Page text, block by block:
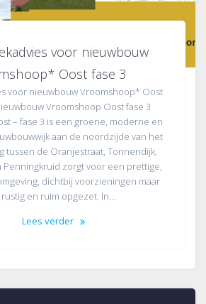
voor nieuwbouw
Oost fase 3
voor nieuwbouw Vroomshoop* Oost
Vroomshoop Oost fase 3
– fase 3 is een groene, moderne en
aan de noordzijde van het
tussen de Oranjestraat, Tonnendijk,
Penningkruid zorgt voor een prettige,
dichtbij voorzieningen maar
en ruim opgezet. In…
Lees verder